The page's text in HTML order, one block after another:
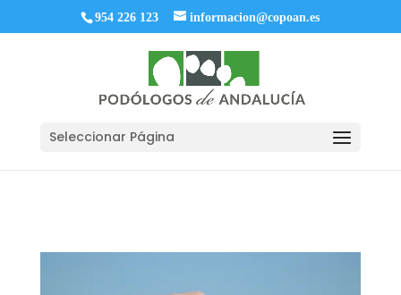
954 226 123 informacion@copoan.es
Seleccionar Página